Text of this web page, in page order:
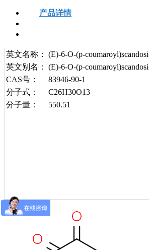
产品详情
英文名称：
(E)-6-O-(p-
英文别名：
(E)-6-O-(p-
CAS号：
83946-90-1
分子式：
C26H30O13
分子量：
550.51
相关产品